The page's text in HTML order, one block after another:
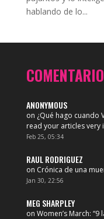
hablando de lo...
ANONYMOUS
on ¿Qué hago cuando
read your articles very
Feb 25, 05:34
RAUL RODRIGUEZ
on Crónica de una
Jan 30, 22:56
MEG SHARPLEY
on Women’s March: “9